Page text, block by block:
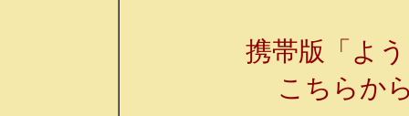
携帯版「よ
こちらか